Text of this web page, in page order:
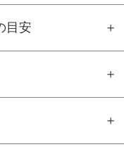
目安